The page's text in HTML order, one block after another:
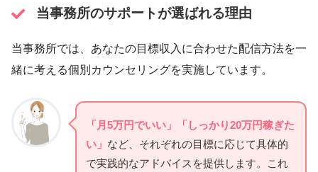
当事務所のサポートが選ばれる理由
当事務所では、あなたの目標収入に合わせた配信方法を一
緒に考える個別カウンセリングを実施しています。
「月5万円でいい」「しっかり20万円稼ぎた
い」 など、それぞれの目標に応じて具体的
で実践的なアドバイスを提供します。これ